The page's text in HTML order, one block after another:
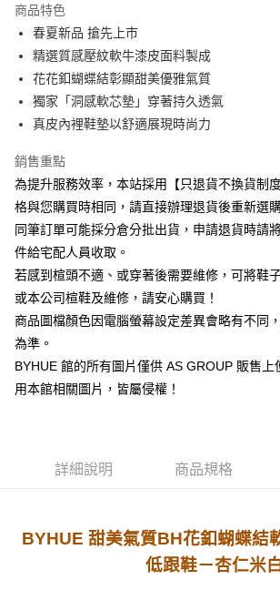
合作金庫商業銀行
華南商業銀行
上海商業儲蓄銀行
國泰世華商業銀行
臺灣中小企業銀行
台中商業銀行
匯豐（台灣）商業銀行
聯邦商業銀行
元大商業銀行
台新國際商業銀行
中國信託商
台灣樂天信用卡公司
6 期 0 利率 每期
華南商業銀行
上海商業儲蓄銀行
國泰世華商業銀行
兆豐國際商
臺灣中小企業銀行
聯邦商業銀行
元大商業銀行
永豐商業銀
玉山商業銀行
星展（台灣
台灣樂天信用卡公司
12 期 0 利率 每期
合作金庫商業銀行
上海商業儲蓄銀行
台北富邦商
國泰世華商業銀行
匯豐（台灣）商業銀行
聯邦商業銀行
遠東國際商
元大商業銀行
永豐商業銀
玉山商業銀行
星展（台灣
台新國際商業銀行
LINE Pay
Apple Pay
悠遊付
Google Pay
ATM付款
運送方式
宅配
每筆NT$80，滿NT$1,000(含以上)免運費
商品特色
春夏新品 搶先上市
精選質感壓紋軟牛漆皮面料製成
花花釦蝴蝶結彰顯甜美優雅氣質
獨家「洞感軟芯墊」穿著持久透氣
真皮內裡鞋墊以舒適展現時尚力
銷售重點
為提升服務效率，本站採用【只退貨不換貨制
格與您購買時相同，請直接辦理退貨後重新選
同筆訂單可能採分倉分批出貨，申請退貨時請
件給宅配人員收取。
若感到楦頭不適、或穿著後需要維修，可將鞋
或本公司楦鞋及維修，請安心購買！
商品圖檔顏色因電腦螢幕設定差異會略有不同
為準。
BYHUE 館的所有圖片僅供 AS GROUP 販售
用本館相關圖片，皆屬侵權！
詳細說明 商品規格
BYHUE 甜美氣質BH花釦蝴蝶結
低跟鞋－杏仁米